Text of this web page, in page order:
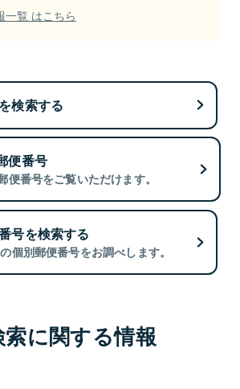
一覧 はこちら
検索する
便番号
便番号をご覧いただけます。
号を検索する
個別郵便番号をお調べします。
に関する情報